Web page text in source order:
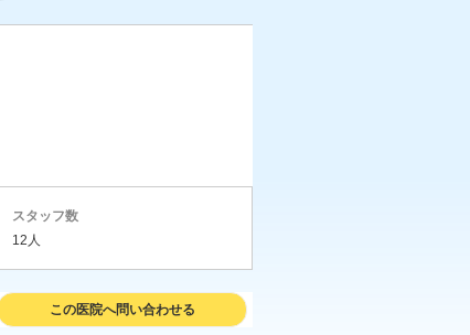
スタッフ数
12人
この医院へ問い合わせる